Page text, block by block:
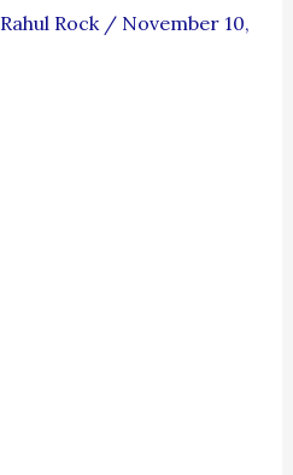
Rahul Rock / November 10,